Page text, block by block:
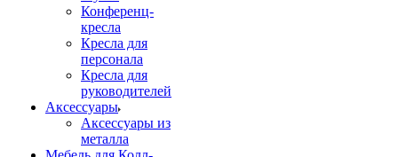
Конференц-
кресла
Кресла для
персонала
Кресла для
руководителей
Аксессуары
Аксессуары из
металла